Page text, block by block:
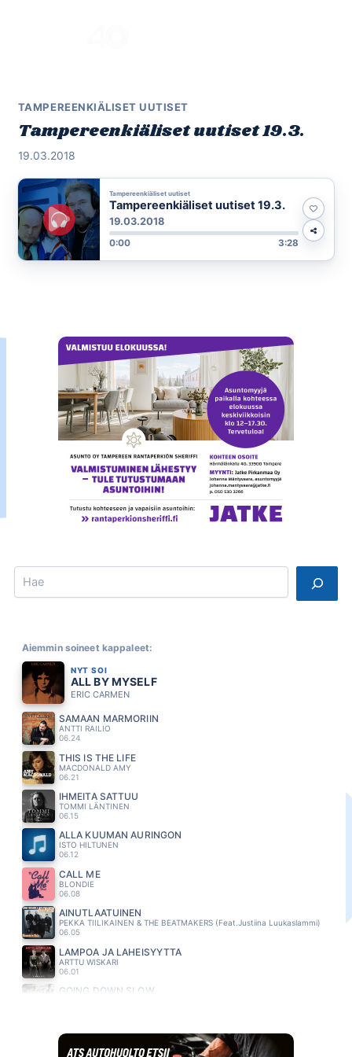
TAMPEREENKIÄLISET UUTISET
Tampereenkiäliset uutiset 19.3.
19.03.2018
Tampereenkiäliset uutiset
Tampereenkiäliset uutiset 19.3.
19.03.2018
0:00 3:28
Search
Aiemmin soineet kappaleet:
NYT SOI
ALL BY MYSELF
ERIC CARMEN
SAMAAN MARMORIIN
ANTTI RAILIO
06.24
THIS IS THE LIFE
MACDONALD AMY
06.21
IHMEITÄ SATTUU
TOMMI LÄNTINEN
06.15
ALLA KUUMAN AURINGON
ISTO HILTUNEN
06.12
CALL ME
BLONDIE
06.08
AINUTLAATUINEN
PEKKA TIILIKAINEN & THE BEATMAKERS (Feat.Justiina Luukaslammi)
06.05
LÄMPÖÄ JA LÄHEISYYTTÄ
ARTTU WISKARI
06.01
GOING DOWN SLOW
SINITAIVAS
05.53